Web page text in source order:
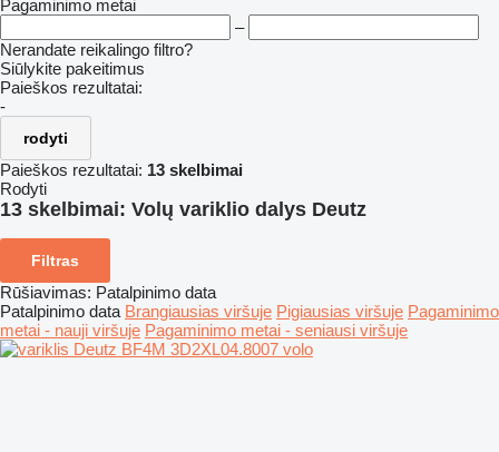
Pagaminimo metai
–
Nerandate reikalingo filtro?
Siūlykite pakeitimus
Paieškos rezultatai:
-
rodyti
Paieškos rezultatai: 13 skelbimai
Rodyti
13 skelbimai: Volų variklio dalys Deutz
Filtras
Rūšiavimas: Patalpinimo data
Patalpinimo data Brangiausias viršuje Pigiausias viršuje Pagaminimo
metai - nauji viršuje Pagaminimo metai - seniausi viršuje